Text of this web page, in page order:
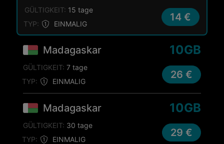
TYP: EINMALIG
GÜLTIGKEIT: 15 tage
14 €
Madagaskar
TYP: EINMALIG
10GB
GÜLTIGKEIT: 7 tage
26 €
Madagaskar
TYP: EINMALIG
10GB
GÜLTIGKEIT: 30 tage
29 €